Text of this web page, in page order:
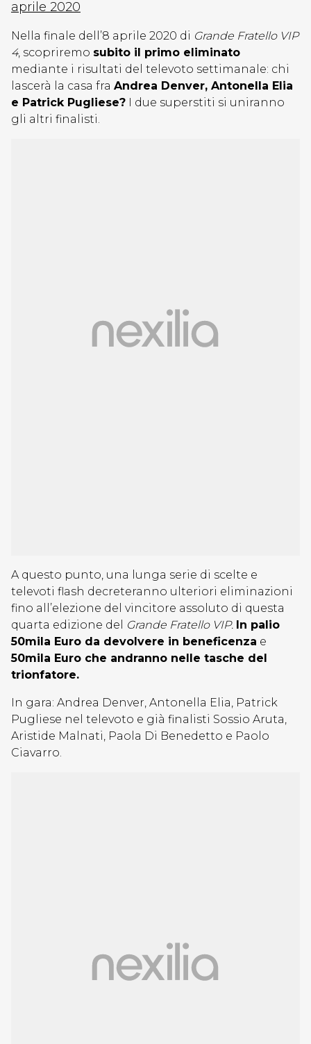
aprile 2020
Nella finale dell’8 aprile 2020 di Grande Fratello VIP
4, scopriremo subito il primo eliminato
mediante i risultati del televoto settimanale: chi
lascerà la casa fra Andrea Denver, Antonella Elia
e Patrick Pugliese? I due superstiti si uniranno
gli altri finalisti.
A questo punto, una lunga serie di scelte e
televoti flash decreteranno ulteriori eliminazioni
fino all’elezione del vincitore assoluto di questa
quarta edizione del
Grande Fratello VIP. In palio
50mila Euro da devolvere in beneficenza e
50mila Euro che andranno nelle tasche del
trionfatore.
In gara: Andrea Denver, Antonella Elia, Patrick
Pugliese nel televoto e già finalisti Sossio Aruta,
Aristide Malnati, Paola Di Benedetto e Paolo
Ciavarro.